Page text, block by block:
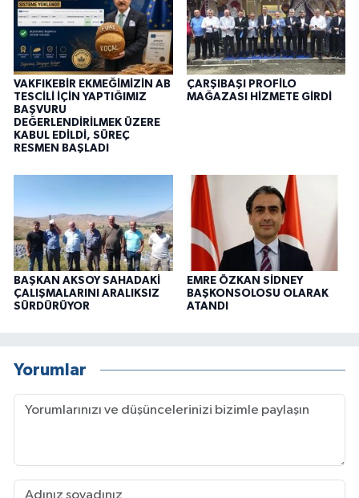
VAKFIKEBİR EKMEĞİMİZİN AB
TESCİLİ İÇİN YAPTIĞIMIZ
BAŞVURU
DEĞERLENDİRİLMEK ÜZERE
KABUL EDİLDİ, SÜREÇ
RESMEN BAŞLADI
ÇARŞIBAŞI PROFİLO
MAĞAZASI HİZMETE GİRDİ
BAŞKAN AKSOY SAHADAKİ
ÇALIŞMALARINI ARALIKSIZ
SÜRDÜRÜYOR
EMRE ÖZKAN SİDNEY
BAŞKONSOLOSU OLARAK
ATANDI
Yorumlar